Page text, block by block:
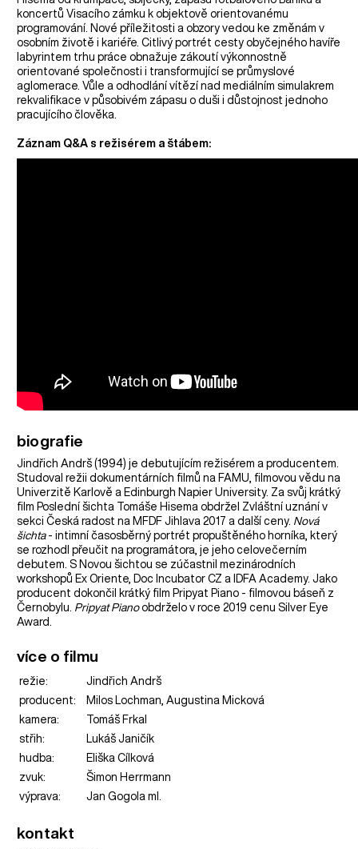
koncertů Visacího zámku k objektově orientovanému
programování. Nové příležitosti a obzory vedou ke změnám v
osobním životě i kariéře. Citlivý portrét cesty obyčejného havíře
labyrintem trhu práce obnažuje zákoutí výkonnostně
orientované společnosti i transformující se průmyslové
aglomerace. Vůle a odhodlání vítězí nad mediálním simulakrem
rekvalifikace v působivém zápasu o duši i důstojnost jednoho
pracujícího člověka.
Záznam Q&A s režisérem a štábem:
biografie
Jindřich Andrš (1994) je debutujícím režisérem a producentem.
Studoval režii dokumentárních filmů na FAMU, filmovou vědu na
Univerzitě Karlově a Edinburgh Napier University. Za svůj krátký
film Poslední šichta Tomáše Hisema obdržel Zvláštní uznání v
sekci Česká radost na MFDF Jihlava 2017 a další ceny. Nová
šichta- intimní časosběrný portrét propuštěného horníka, který
se rozhodl přeučit na programátora, je jeho celovečerním
debutem. S Novou šichtou se zúčastnil mezinárodních
workshopů Ex Oriente, Doc Incubator CZ a IDFA Academy. Jako
producent dokončil krátký film Pripyat Piano - filmovou báseň z
Černobylu. Pripyat Pianoobdrželo v roce 2019 cenu Silver Eye
Award.
více o filmu
režie:
Jindřich Andrš
producent:
Milos Lochman, Augustina Micková
kamera:
Tomáš Frkal
střih:
Lukáš Janičík
hudba:
Eliška Cílková
zvuk:
Šimon Herrmann
výprava:
Jan Gogola ml.
kontakt